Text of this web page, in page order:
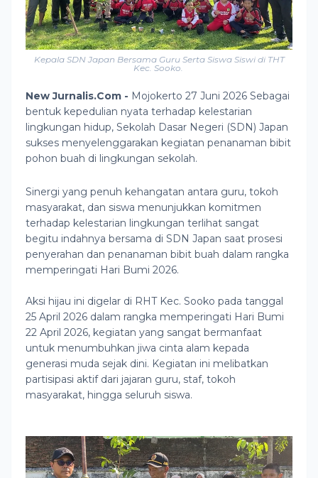
Kepala SDN Japan Bersama Guru Serta Siswa Siswi di THT
Kec. Sooko.
New Jurnalis.Com - Mojokerto 27 Juni 2026 Sebagai
bentuk kepedulian nyata terhadap kelestarian
lingkungan hidup, Sekolah Dasar Negeri (SDN) Japan
sukses menyelenggarakan kegiatan penanaman bibit
pohon buah di lingkungan sekolah.
Sinergi yang penuh kehangatan antara guru, tokoh
masyarakat, dan siswa menunjukkan komitmen
terhadap kelestarian lingkungan terlihat sangat
begitu indahnya bersama di SDN Japan saat prosesi
penyerahan dan penanaman bibit buah dalam rangka
memperingati Hari Bumi 2026.
Aksi hijau ini digelar di RHT Kec. Sooko pada tanggal
25 April 2026 dalam rangka memperingati Hari Bumi
22 April 2026, kegiatan yang sangat bermanfaat
untuk menumbuhkan jiwa cinta alam kepada
generasi muda sejak dini. Kegiatan ini melibatkan
partisipasi aktif dari jajaran guru, staf, tokoh
masyarakat, hingga seluruh siswa.